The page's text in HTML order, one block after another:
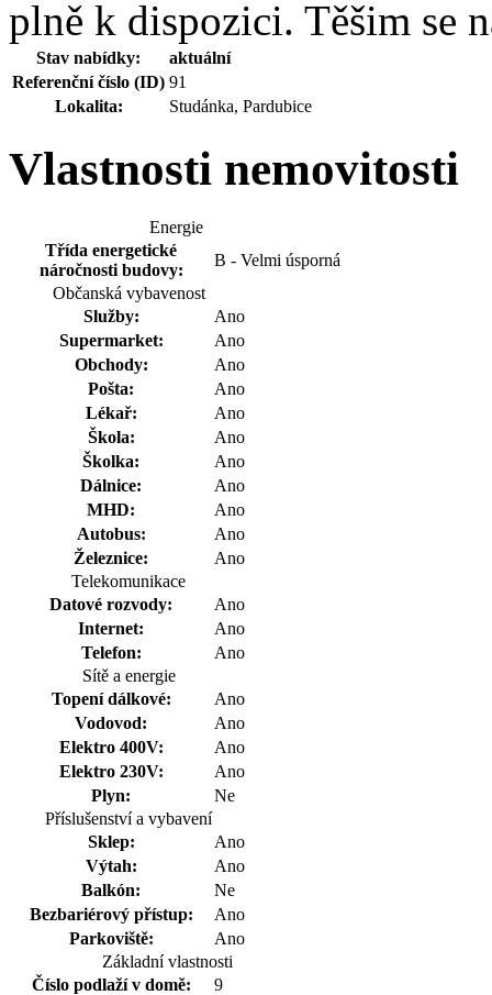
plně k dispozici. Těšim se
Stav nabídky:
aktuální
Referenční číslo (ID) 91
Lokalita:
Studánka, Pardubice
Vlastnosti nemovitosti
Energie
Třída energetické
náročnosti budovy:
B - Velmi úsporná
Občanská vybavenost
Služby:
Ano
Supermarket:
Ano
Obchody:
Ano
Pošta:
Ano
Lékař:
Ano
Škola:
Ano
Školka:
Ano
Dálnice:
Ano
MHD:
Ano
Autobus:
Ano
Železnice:
Ano
Telekomunikace
Datové rozvody:
Ano
Internet:
Ano
Telefon:
Ano
Sítě a energie
Topení dálkové:
Ano
Vodovod:
Ano
Elektro 400V:
Ano
Elektro 230V:
Ano
Plyn:
Ne
Příslušenství a vybavení
Sklep:
Ano
Výtah:
Ano
Balkón:
Ne
Bezbariérový přístup:
Ano
Parkoviště:
Ano
Základní vlastnosti
Číslo podlaží v domě:
9